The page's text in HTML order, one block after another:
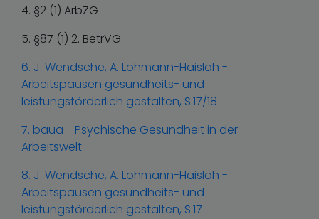
4. §2 (1) ArbZG
5. §87 (1) 2. BetrVG
6. J. Wendsche, A. Lohmann-Haislah -
Arbeitspausen gesundheits- und
leistungsförderlich gestalten, S.17/18
7. baua - Psychische Gesundheit in der
Arbeitswelt
8. J. Wendsche, A. Lohmann-Haislah -
Arbeitspausen gesundheits- und
leistungsförderlich gestalten, S.17